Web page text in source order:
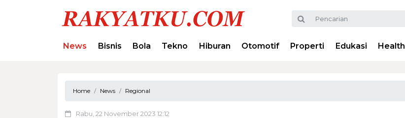
News Bisnis Bola Tekno Hiburan Otomotif Properti Edukasi Health
Home News Regional
Rabu, 22 November 2023 12:12